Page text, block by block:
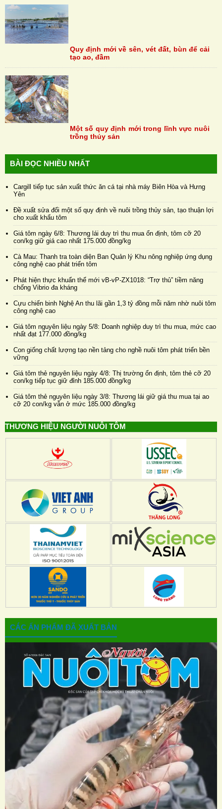
Quy định mới về sên, vét đất, bùn để cải
tạo ao, đầm
Một số quy định mới trong lĩnh vực nuôi
trồng thủy sản
BÀI ĐỌC NHIỀU NHẤT
Cargill tiếp tục sản xuất thức ăn cá tại nhà máy Biên Hòa và Hưng
Yên
Đề xuất sửa đổi một số quy định về nuôi trồng thủy sản, tạo thuận lợi
cho xuất khẩu tôm
Giá tôm ngày 6/8: Thương lái duy trì thu mua ổn định, tôm cỡ 20
con/kg giữ giá cao nhất 175.000 đồng/kg
Cà Mau: Thanh tra toàn diện Ban Quản lý Khu nông nghiệp ứng dụng
công nghệ cao phát triển tôm
Phát hiện thực khuẩn thể mới vB-vP-ZX1018: “Trợ thủ” tiềm năng
chống Vibrio đa kháng
Cựu chiến binh Nghệ An thu lãi gần 1,3 tỷ đồng mỗi năm nhờ nuôi tôm
công nghệ cao
Giá tôm nguyên liệu ngày 5/8: Doanh nghiệp duy trì thu mua, mức cao
nhất đạt 177.000 đồng/kg
Con giống chất lượng tạo nền tảng cho nghề nuôi tôm phát triển bền
vững
Giá tôm thẻ nguyên liệu ngày 4/8: Thị trường ổn định, tôm thẻ cỡ 20
con/kg tiếp tục giữ đỉnh 185.000 đồng/kg
Giá tôm thẻ nguyên liệu ngày 3/8: Thương lái giữ giá thu mua tại ao
cỡ 20 con/kg vẫn ở mức 185.000 đồng/kg
THƯƠNG HIỆU NGƯỜI NUÔI TÔM
CÁC ẤN PHẨM ĐÃ XUẤT BẢN